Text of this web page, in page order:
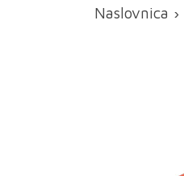
Naslovnica ›